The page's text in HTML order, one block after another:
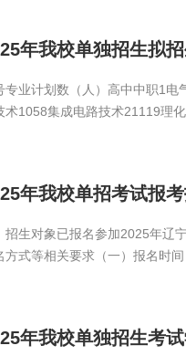
年我校单独招生拟招
专业计划数（人）高中中职1
术1058集成电路技术21119理
年我校单招考试报
招生对象已报名参加2025年辽
方式等相关要求（一）报名时
年我校单独招生考